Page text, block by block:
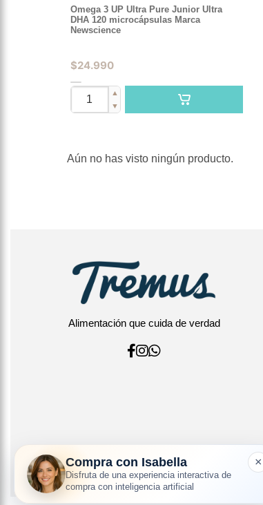
Omega 3 UP Ultra Pure Junior Ultra
DHA 120 microcápsulas Marca
Newscience
$24.990
▲
▼
Aún no has visto ningún producto.
Alimentación que cuida de verdad